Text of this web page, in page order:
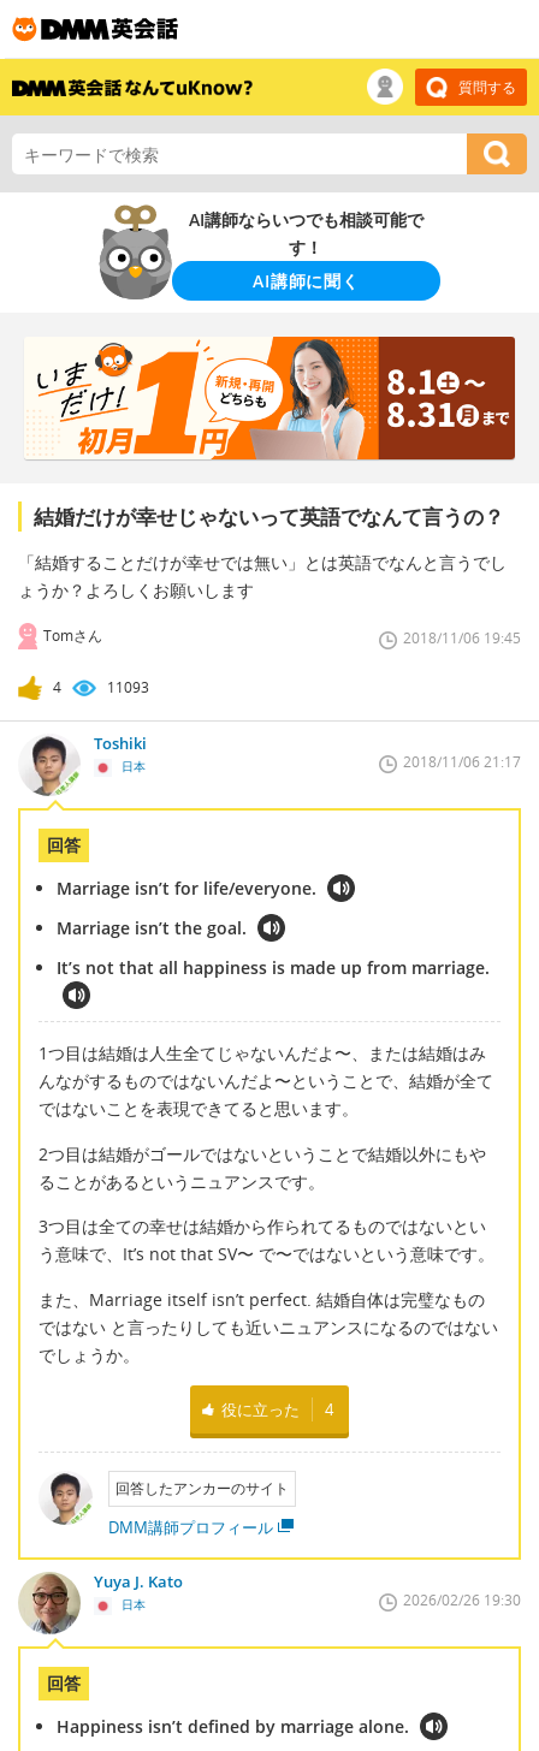
質問する
AI講師ならいつでも相談可能で
す！
AI講師に聞く
結婚だけが幸せじゃないって英語でなんて言うの？
「結婚することだけが幸せでは無い」とは英語でなんと言うでし
ょうか？よろしくお願いします
Tomさん 2018/11/06 19:45
4 11093
Toshiki
日本 2018/11/06 21:17
回答
Marriage isn’t for life/everyone.
Marriage isn’t the goal.
It’s not that all happiness is made up from marriage.
1つ目は結婚は人生全てじゃないんだよ〜、または結婚はみ
んながするものではないんだよ〜ということで、結婚が全て
ではないことを表現できてると思います。
2つ目は結婚がゴールではないということで結婚以外にもや
ることがあるというニュアンスです。
3つ目は全ての幸せは結婚から作られてるものではないとい
う意味で、It’s not that SV〜 で〜ではないという意味です。
また、Marriage itself isn’t perfect. 結婚自体は完璧なもの
ではない と言ったりしても近いニュアンスになるのではない
でしょうか。
役に立った 4
回答したアンカーのサイト
DMM講師プロフィール
Yuya J. Kato
日本 2026/02/26 19:30
回答
Happiness isn’t defined by marriage alone.